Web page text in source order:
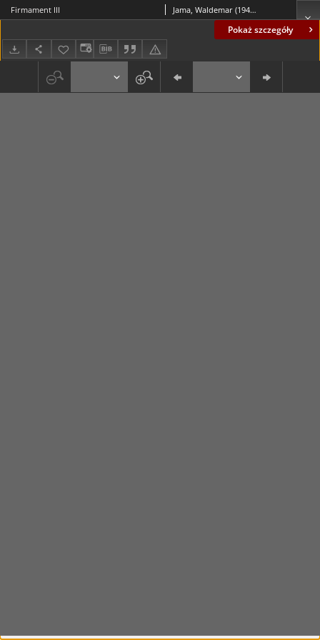
Pokaż szczegóły
Firmament III Jama, Waldemar (1942- )